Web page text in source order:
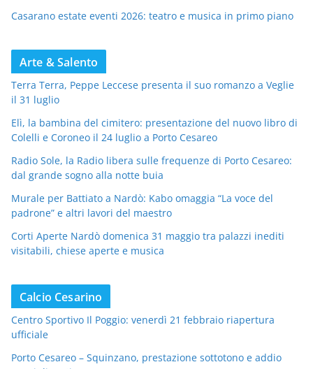
Casarano estate eventi 2026: teatro e musica in primo piano
Arte & Salento
Terra Terra, Peppe Leccese presenta il suo romanzo a Veglie
il 31 luglio
Elì, la bambina del cimitero: presentazione del nuovo libro di
Colelli e Coroneo il 24 luglio a Porto Cesareo
Radio Sole, la Radio libera sulle frequenze di Porto Cesareo:
dal grande sogno alla notte buia
Murale per Battiato a Nardò: Kabo omaggia “La voce del
padrone” e altri lavori del maestro
Corti Aperte Nardò domenica 31 maggio tra palazzi inediti
visitabili, chiese aperte e musica
Calcio Cesarino
Centro Sportivo Il Poggio: venerdì 21 febbraio riapertura
ufficiale
Porto Cesareo – Squinzano, prestazione sottotono e addio